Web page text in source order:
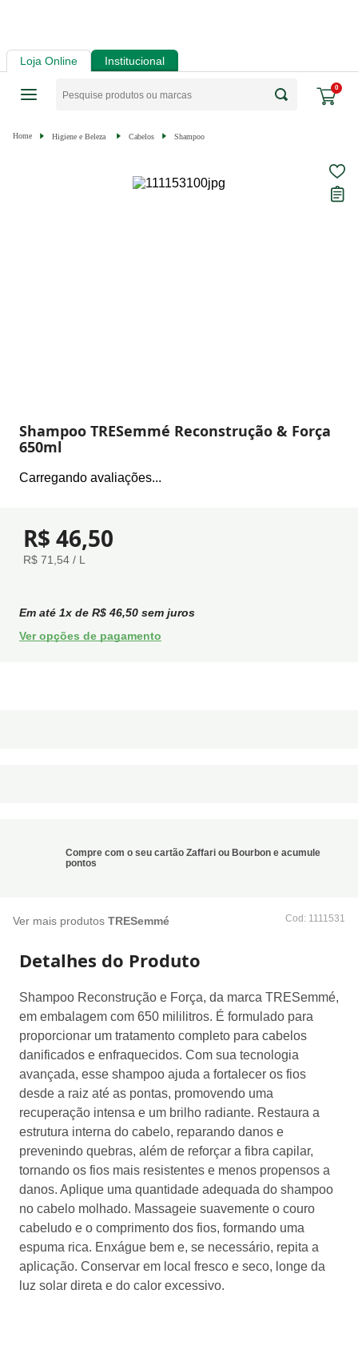
Loja Online Institucional
0
Higiene e Beleza Cabelos Shampoo
Shampoo TRESemmé Reconstrução & Força
650ml
Carregando avaliações...
R$ 46,50
R$ 71,54 / L
Em até 1x de R$ 46,50 sem juros
Ver opções de pagamento
Compre com o seu cartão Zaffari ou Bourbon e acumule
pontos
Ver mais produtos TRESemmé :1111531
Detalhes do Produto
Shampoo Reconstrução e Força, da marca TRESemmé,
em embalagem com 650 mililitros. É formulado para
proporcionar um tratamento completo para cabelos
danificados e enfraquecidos. Com sua tecnologia
avançada, esse shampoo ajuda a fortalecer os fios desde
a raiz até as pontas, promovendo uma recuperação
intensa e um brilho radiante. Restaura a estrutura interna
do cabelo, reparando danos e prevenindo quebras, além
de reforçar a fibra capilar, tornando os fios mais
resistentes e menos propensos a danos. Aplique uma
quantidade adequada do shampoo no cabelo molhado.
Massageie suavemente o couro cabeludo e o
comprimento dos fios, formando uma espuma rica.
Enxágue bem e, se necessário, repita a aplicação.
Conservar em local fresco e seco, longe da luz solar direta
e do calor excessivo.